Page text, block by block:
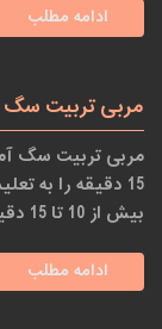
ادامه مطلب
مربی تربیت سگ
15 دقیقه را به
بیش از 10 تا 15 دقیقه سگ را خسته و بی رغبت برای آموزش می ..
ادامه مطلب